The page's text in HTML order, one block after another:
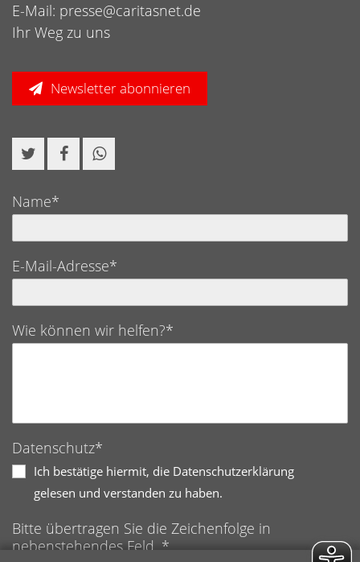
E-Mail: presse@caritasnet.de
Ihr Weg zu uns
Newsletter abonnieren
Name*
E-Mail-Adresse*
Wie können wir helfen?*
Datenschutz*
Ich bestätige hiermit, die Datenschutzerklärung
gelesen und verstanden zu haben.
Bitte übertragen Sie die Zeichenfolge in
nebenstehendes Feld. *